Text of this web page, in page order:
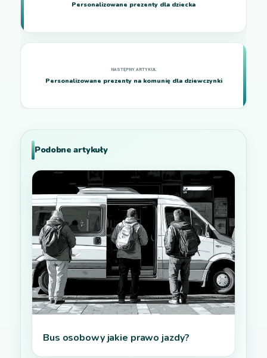
Personalizowane prezenty dla dziecka
Personalizowane prezenty na komunię dla dziewczynki
Podobne artykuły
Bus osobowy jakie prawo jazdy?